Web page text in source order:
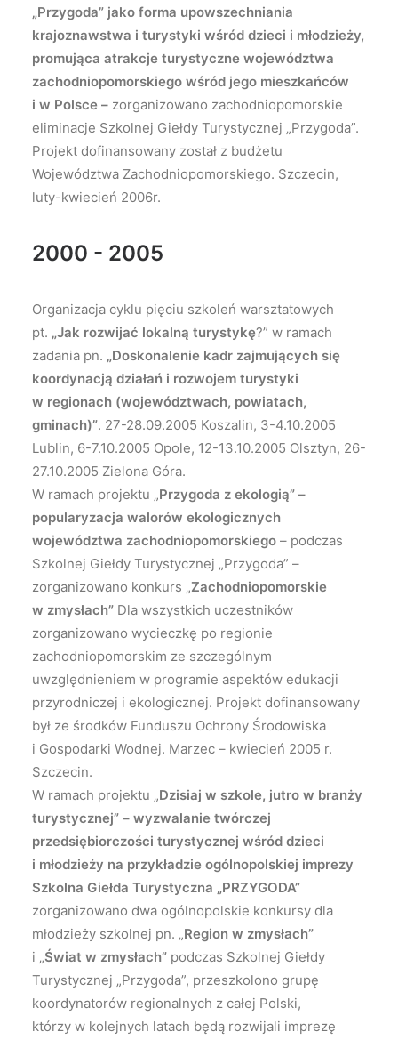
„Przygoda” jako forma upowszechniania
krajoznawstwa i turystyki wśród dzieci i młodzieży,
promująca atrakcje turystyczne województwa
zachodniopomorskiego wśród jego mieszkańców
i w Polsce – zorganizowano zachodniopomorskie
eliminacje Szkolnej Giełdy Turystycznej „Przygoda”.
Projekt dofinansowany został z budżetu
Województwa Zachodniopomorskiego. Szczecin,
luty-kwiecień 2006r.
2000 - 2005
Organizacja cyklu pięciu szkoleń warsztatowych
pt. „Jak rozwijać lokalną turystykę?” w ramach
zadania pn. „Doskonalenie kadr zajmujących się
koordynacją działań i rozwojem turystyki
w regionach (województwach, powiatach,
gminach)”. 27-28.09.2005 Koszalin, 3-4.10.2005
Lublin, 6-7.10.2005 Opole, 12-13.10.2005 Olsztyn, 26-
27.10.2005 Zielona Góra.
W ramach projektu „Przygoda z ekologią” –
popularyzacja walorów ekologicznych
województwa zachodniopomorskiego – podczas
Szkolnej Giełdy Turystycznej „Przygoda” –
zorganizowano konkurs „Zachodniopomorskie
w zmysłach” Dla wszystkich uczestników
zorganizowano wycieczkę po regionie
zachodniopomorskim ze szczególnym
uwzględnieniem w programie aspektów edukacji
przyrodniczej i ekologicznej. Projekt dofinansowany
był ze środków Funduszu Ochrony Środowiska
i Gospodarki Wodnej. Marzec – kwiecień 2005 r.
Szczecin.
W ramach projektu „Dzisiaj w szkole, jutro w branży
turystycznej” – wyzwalanie twórczej
przedsiębiorczości turystycznej wśród dzieci
i młodzieży na przykładzie ogólnopolskiej imprezy
Szkolna Giełda Turystyczna „PRZYGODA”
zorganizowano dwa ogólnopolskie konkursy dla
młodzieży szkolnej pn. „Region w zmysłach”
i „Świat w zmysłach” podczas Szkolnej Giełdy
Turystycznej „Przygoda”, przeszkolono grupę
koordynatorów regionalnych z całej Polski,
którzy w kolejnych latach będą rozwijali imprezę